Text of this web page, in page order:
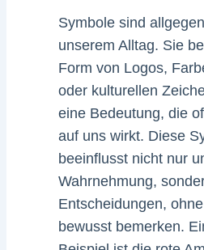
Symbole sind
unserem Alltag. Sie
Form von Logos,
oder kulturellen
eine Bedeutung, die
auf uns wirkt. Diese
beeinflusst nicht nur
Wahrnehmung,
Entscheidungen,
bewusst bemerken.